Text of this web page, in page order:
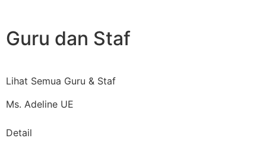
Guru dan Staf
Lihat Semua Guru & Staf
Ms. Adeline UE
Detail